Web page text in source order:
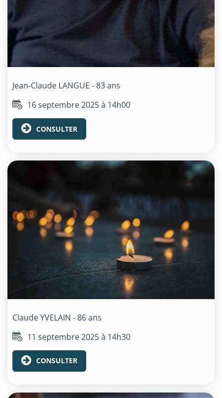
Jean-Claude LANGUE - 83 ans
16 septembre 2025 à 14h00
CONSULTER
ClaudeYVELAIN - 86 ans
11 septembre 2025 à 14h30
CONSULTER